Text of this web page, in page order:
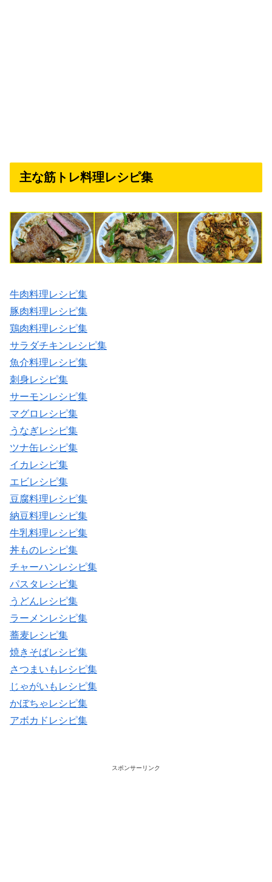
主な筋トレ料理レシピ集
牛肉料理レシピ集
豚肉料理レシピ集
鶏肉料理レシピ集
サラダチキンレシピ集
魚介料理レシピ集
刺身レシピ集
サーモンレシピ集
マグロレシピ集
うなぎレシピ集
ツナ缶レシピ集
イカレシピ集
エビレシピ集
豆腐料理レシピ集
納豆料理レシピ集
牛乳料理レシピ集
丼ものレシピ集
チャーハンレシピ集
パスタレシピ集
うどんレシピ集
ラーメンレシピ集
蕎麦レシピ集
焼きそばレシピ集
さつまいもレシピ集
じゃがいもレシピ集
かぼちゃレシピ集
アボカドレシピ集
スポンサーリンク